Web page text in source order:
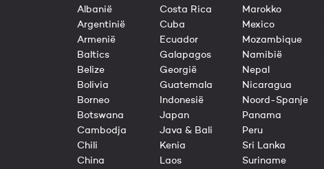
Albanië
Argentinië
Armenië
Baltics
Belize
Bolivia
Borneo
Botswana
Cambodja
Chili
China
Costa Rica
Cuba
Ecuador
Galapagos
Georgië
Guatemala
Indonesië
Japan
Java & Bali
Kenia
Laos
Marokko
Mexico
Mozambique
Namibië
Nepal
Nicaragua
Noord-Spanje
Panama
Peru
Sri Lanka
Suriname